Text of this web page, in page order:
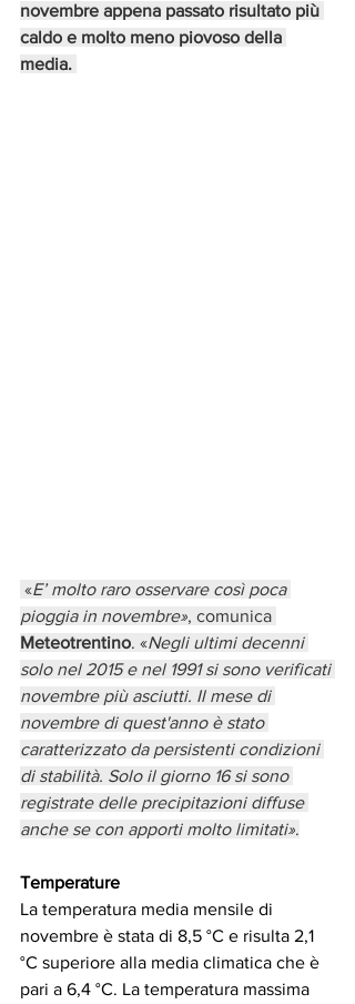
novembre appena passato risultato più
caldo e molto meno piovoso della
media.
«E’ molto raro osservare così poca
pioggia in novembre», comunica
Meteotrentino. «Negli ultimi decenni
solo nel 2015 e nel 1991 si sono verificati
novembre più asciutti. Il mese di
novembre di quest'anno è stato
caratterizzato da persistenti condizioni
di stabilità. Solo il giorno 16 si sono
registrate delle precipitazioni diffuse
anche se con apporti molto limitati».
Temperature
La temperatura media mensile di
novembre è stata di 8,5 °C e risulta 2,1
°C superiore alla media climatica che è
pari a 6,4 °C. La temperatura massima